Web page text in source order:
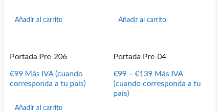
Añadir al carrito Añadir al carrito
Portada Pre-206
€99 Más IVA (cuando
corresponda a tu país)
Añadir al carrito
Portada Pre-04
€99 –€139 Más IVA
(cuando corresponda a tu
país)